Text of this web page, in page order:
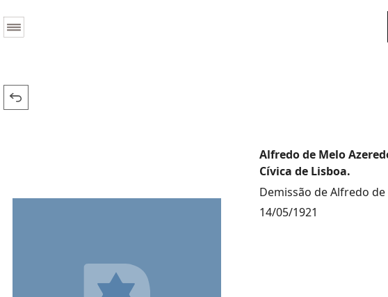
Alfredo de Melo
Cívica de Lisboa.
Demissão de Alfredo
14/05/1921